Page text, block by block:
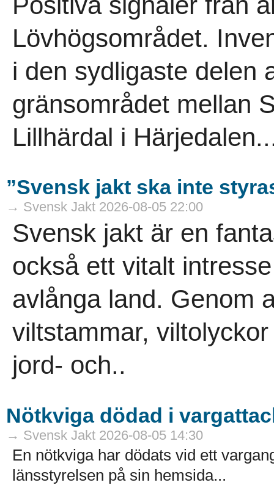
Lövhögsområdet.
i den sydligaste delen
gränsområdet mellan
Lillhärdal i
”Svensk jakt ska inte
→ Svensk Jakt 2026-08-05 22:00
Svensk jakt är en
också ett vitalt
avlånga land. Genom
viltstammar,
jord- och..
Nötkviga dödad i
→ Svensk Jakt 2026-08-05 14:30
En nötkviga har dödats vid ett
länsstyrelsen på sin hemsida...